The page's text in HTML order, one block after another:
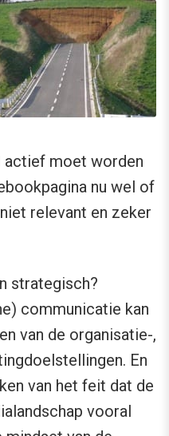
actief moet worden
nu wel of
relevant en zeker
strategisch?
communicatie kan
van de organisatie-,
En
van het feit dat de
vooral